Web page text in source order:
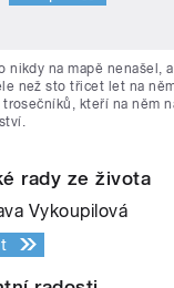
nikdy na mapě nenašel,
než sto třicet let na
kteří na něm
rady ze života
Vykoupilová